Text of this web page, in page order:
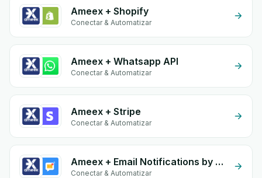
Ameex + Shopify
Conectar & Automatizar
Ameex + Whatsapp API
Conectar & Automatizar
Ameex + Stripe
Conectar & Automatizar
Ameex + Email Notifications by eGrow
Conectar & Automatizar